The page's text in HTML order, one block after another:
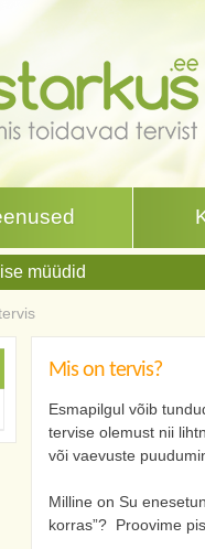
müüdid
Mis on tervis?
Esmapilgul võib
tervise olemust nii
või vaevuste
Milline on Su
korras”? Proovime